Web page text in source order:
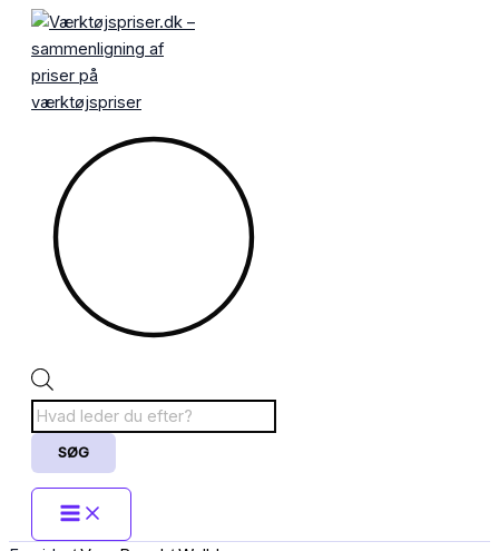
indholdet
Products
SØG